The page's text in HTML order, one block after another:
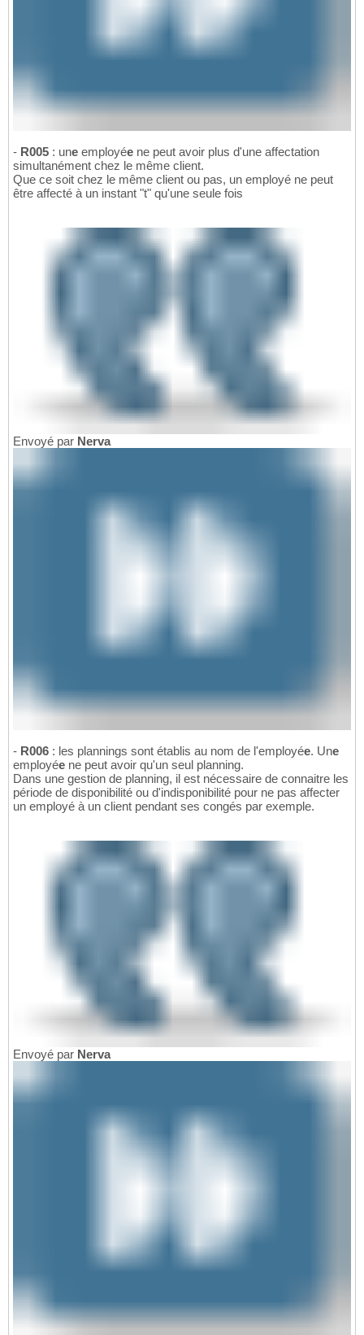
- R005 : une employée ne peut avoir plus d'une affectation
simultanément chez le même client.
Que ce soit chez le même client ou pas, un employé ne peut
être affecté à un instant "t" qu'une seule fois
Envoyé par Nerva
- R006 : les plannings sont établis au nom de l'employée. Une
employée ne peut avoir qu'un seul planning.
Dans une gestion de planning, il est nécessaire de connaitre les
période de disponibilité ou d'indisponibilité pour ne pas affecter
un employé à un client pendant ses congés par exemple.
Envoyé par Nerva